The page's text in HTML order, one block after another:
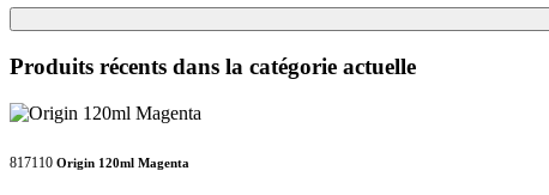
Loading...
Loading...
Produits récents dans la catégorie actuelle
817110 Origin 120ml Magenta